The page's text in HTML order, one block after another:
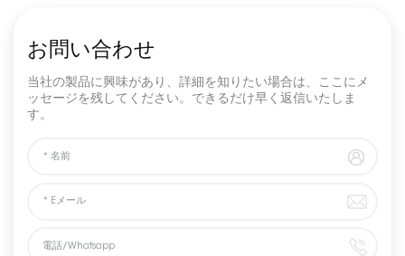
お問い合わせ
当社の製品に興味があり、詳細を知りたい場合は、ここにメ
ッセージを残してください。できるだけ早く返信いたしま
す。